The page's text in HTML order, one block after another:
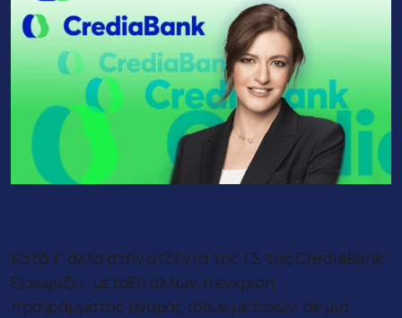
Κατά τ’ άλλα στην ατζέντα της ΓΣ της CrediaBank
ξεχωρίζει, μεταξύ άλλων, η έγκριση
προγράμματος αγοράς ιδίων μετοχών, σε μια